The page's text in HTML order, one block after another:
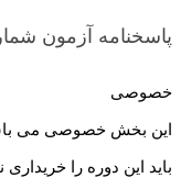
پاسخنامه آزمون شماره2
خصوصی
این بخش خصوصی می
باید این دوره را خریداری